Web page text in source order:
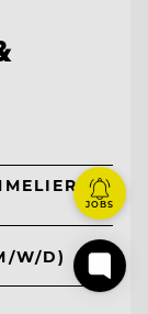
W/D)
JOBS